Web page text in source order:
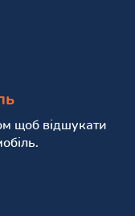
щоб відшукати